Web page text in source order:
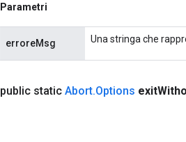
Parametri
erroreMsg Una stringa che
public static Abort.Options exit